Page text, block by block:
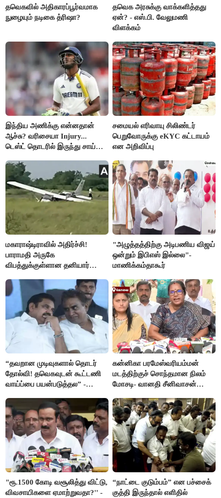
தவெகவில் அதிகாரப்பூர்வமாக
நுழையும் நடிகை த்ரிஷா?
தவெக அரசுக்கு வாக்களித்தது
ஏன்? - எஸ்.பி. வேலுமணி
விளக்கம்
இந்திய அணிக்கு என்னதான்
ஆச்சு? வரிசையா Injury...
டெஸ்ட் தொடரில் இருந்து சாய்
சமையல் எரிவாயு சிலிண்டர்
பெறுவோருக்கு eKYC கட்டாயம்
என அறிவிப்பு
மகாராஷ்டிராவில் அதிர்ச்சி!
பாராமதி அருகே
விபத்துக்குள்ளான தனியார்
"அழுத்தத்திற்கு அடிபணிய விஜய்
ஒன்றும் இபிஎஸ் இல்லை"-
மாணிக்கம்தாகூர்
“தவறான முடிவுகளால் தொடர்
தோல்வி! தவெகவுடன் கூட்டணி
வாய்ப்பை பயன்படுத்தல” -
கன்னிகா பரமேஸ்வரியம்மன்
மடத்திற்குச் சொந்தமான நிலம்
மோசடி- வானதி சீனிவாசன்
"ரூ.1500 கோடி வசூலித்து விட்டு,
விவசாயிகளை ஏமாற்றுவதா?'' -
“நாட்டை குடும்பம்” என பச்சைக்
குத்தி இருந்தால் எளிதில்